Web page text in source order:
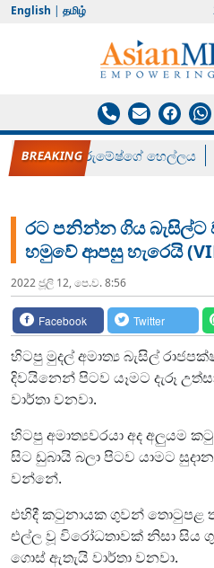
English | தமிழ்
රන් ගෙනා රුමේෂ්ගේ හෙල්ලය
රට පනින්න ගිය බැසිල්ට
හමුවේ ආපසු හැරෙයි
2022 ජූලි 12, පෙ.ව. 8:56
Facebook Twitter
හිටපු මුදල් අමාත්‍ය බැසිල්
දිවයිනෙන් පිටව යෑමට දැරූ
වාර්තා වනවා.
හිටපු අමාත්‍යවරයා අද අලුයම
සිට ඩුබායි බලා පිටව යාමට
වන්නේ.
එහිදී කටුනායක ගුවන් තොටුපළ
එල්ල වූ විරෝධතාවක් නිසා සිය
ගොස් ඇතැයි වාර්තා වනවා.